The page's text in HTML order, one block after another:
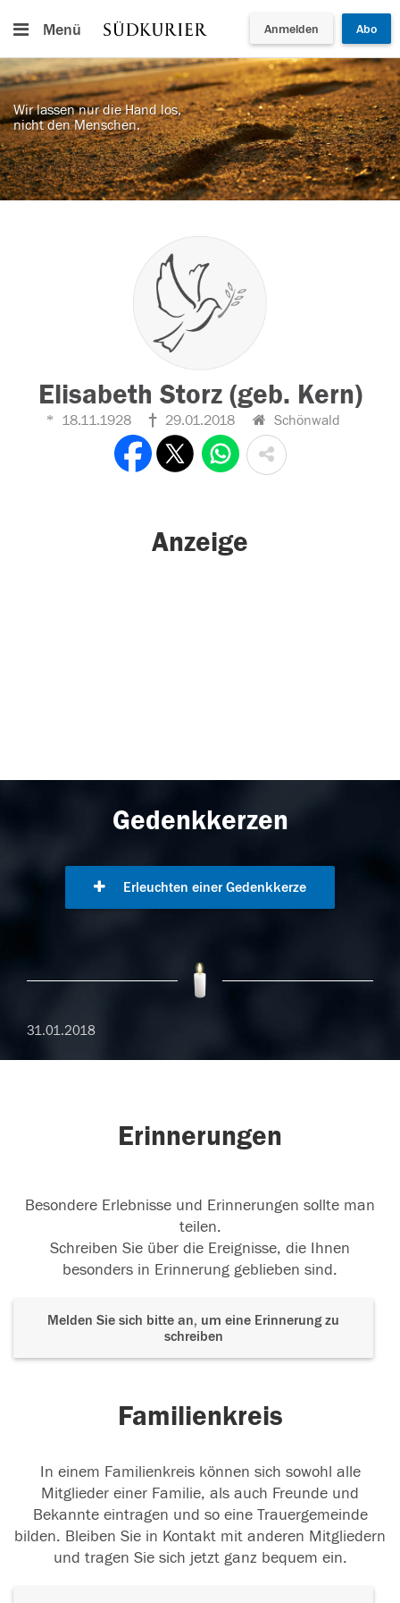
Menü Anmelden Abo
Wir lassen nur die Hand los,
nicht den Menschen.
Elisabeth Storz (geb. Kern)
18.11.1928 29.01.2018 Schönwald
Anzeige
Gedenkkerzen
Erleuchten einer Gedenkkerze
31.01.2018
Erinnerungen
Besondere Erlebnisse und Erinnerungen sollte man
teilen.
Schreiben Sie über die Ereignisse, die Ihnen
besonders in Erinnerung geblieben sind.
Melden Sie sich bitte an, um eine Erinnerung zu
schreiben
Familienkreis
In einem Familienkreis können sich sowohl alle
Mitglieder einer Familie, als auch Freunde und
Bekannte eintragen und so eine Trauergemeinde
bilden. Bleiben Sie in Kontakt mit anderen Mitgliedern
und tragen Sie sich jetzt ganz bequem ein.